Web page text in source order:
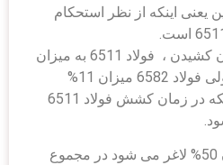
و این یعنی اینکه از نظر استحکام
در تست کشش و در زمان کشیدن ، فولاد 6511 به میزان
12% افزایش طول دارد ولی فولاد 6582 میزان 11%
ولی فولاد 6582 به میزان 50% لاغر می شود در مجموع